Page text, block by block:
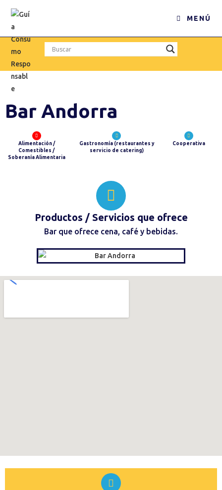
MENÚ
Bar Andorra
Alimentación /
Comestibles /
Soberanía Alimentaria
Gastronomía (restaurantes y
servicio de catering)
Cooperativa
Productos / Servicios que ofrece
Bar que ofrece cena, café y bebidas.